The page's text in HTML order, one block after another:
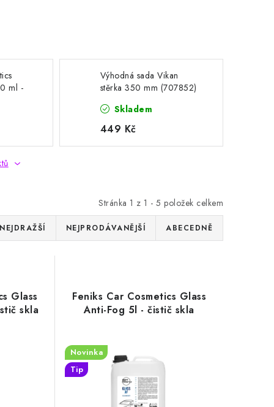
ml -
Výhodná sada Vikan
stěrka 350 mm (707852)
Glass Anti-Fog +
mikrovlákno ZDARMA
Skladem
449 Kč
Stránka 1 z 1 - 5 položek celkem
NEJDRAŽŠÍ NEJPRODÁVANĚJŠÍ ABECEDNĚ
Glass
skla
Feniks Car Cosmetics Glass
Anti-Fog 5l - čistič skla
Novinka
Tip